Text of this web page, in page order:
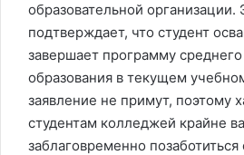
образовательной организации.
подтверждает, что студент
завершает программу
образования в текущем
заявление не примут, поэтому
студентам колледжей крайне
заблаговременно